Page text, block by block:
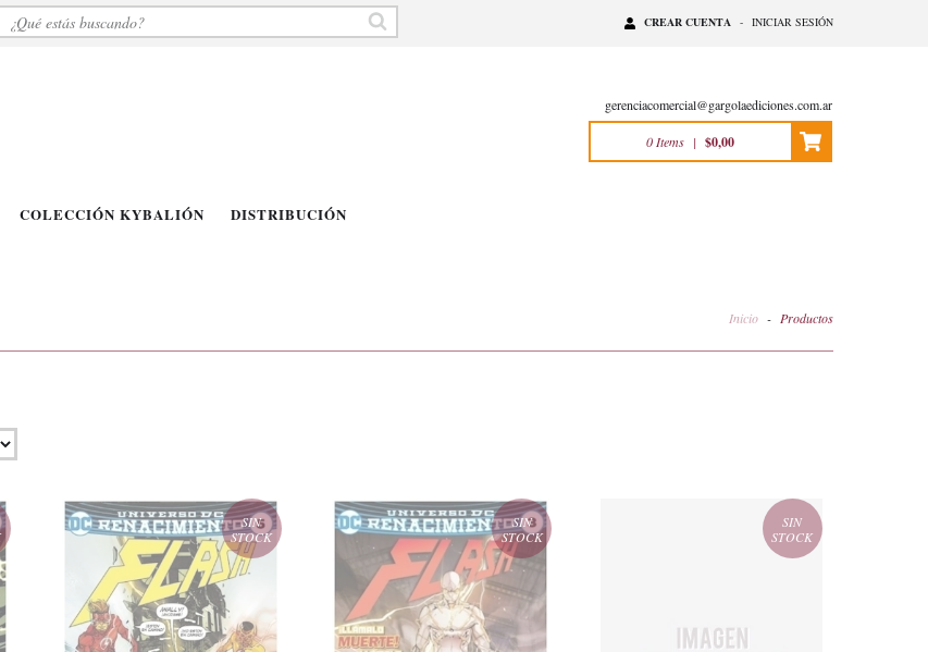
CREAR CUENTA - INICIAR SESIÓN
gerenciacomercial@gargolaediciones.com.ar
0 Items | $0,00
COLECCIÓN KYBALIÓN DISTRIBUCIÓN
Inicio - Productos
SIN
STOCK
SIN
STOCK
SIN
STOCK